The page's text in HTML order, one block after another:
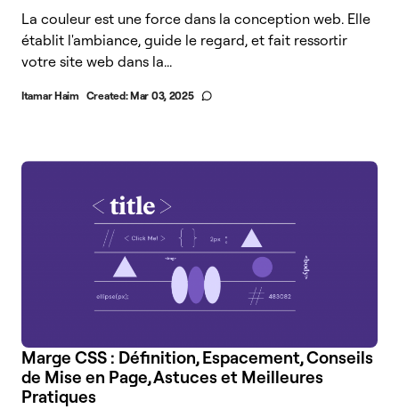
La couleur est une force dans la conception web. Elle
établit l'ambiance, guide le regard, et fait ressortir
votre site web dans la...
Itamar Haim Created:Mar 03, 2025
Marge CSS : Définition, Espacement, Conseils
de Mise en Page, Astuces et Meilleures
Pratiques